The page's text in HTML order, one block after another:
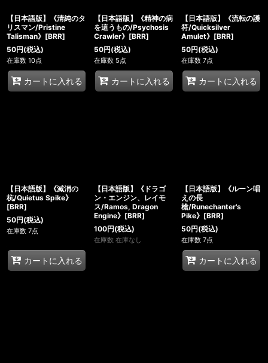
【日本語版】《清純のタ
リスマン/Pristine
Talisman》[BRR]
50円(税込)
在庫数 10点
カートに入れる
【日本語版】《精神の病
を這うもの/Psychosis
Crawler》[BRR]
50円(税込)
在庫数 5点
カートに入れる
【日本語版】《流転の護
符/Quicksilver
Amulet》[BRR]
50円(税込)
在庫数 7点
カートに入れる
【日本語版】《滅消の
杭/Quietus Spike》
[BRR]
50円(税込)
在庫数 7点
カートに入れる
【日本語版】《ドラゴ
ン・エンジン、レイモ
ス/Ramos, Dragon
Engine》[BRR]
100円(税込)
在庫数 在庫なし
【日本語版】《ルーン唱
えの長
槍/Runechanter's
Pike》[BRR]
50円(税込)
在庫数 7点
カートに入れる